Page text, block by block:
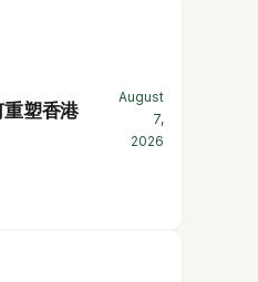
塑香港
August
7,
2026